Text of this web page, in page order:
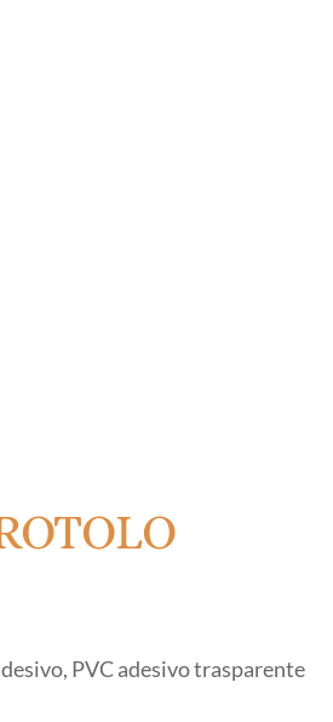
PVC adesivo trasparente